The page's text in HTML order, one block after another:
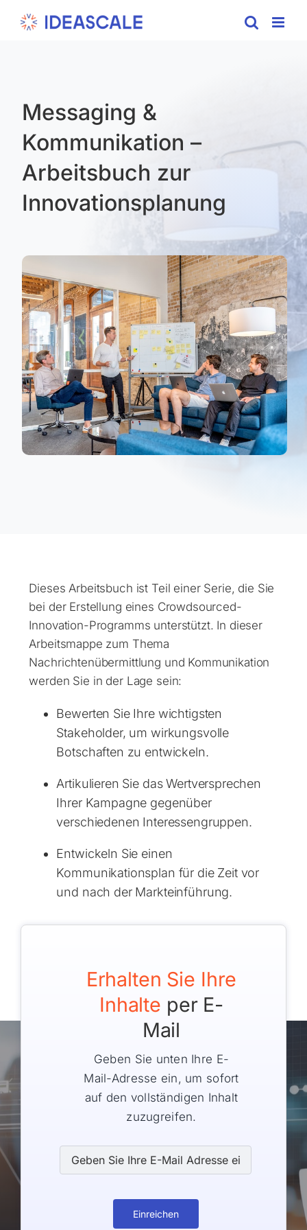
Messaging &
Kommunikation –
Arbeitsbuch zur
Innovationsplanung
Dieses Arbeitsbuch ist Teil einer Serie, die Sie
bei der Erstellung eines Crowdsourced-
Innovation-Programms unterstützt. In dieser
Arbeitsmappe zum Thema
Nachrichtenübermittlung und Kommunikation
werden Sie in der Lage sein:
Bewerten Sie Ihre wichtigsten
Stakeholder, um wirkungsvolle
Botschaften zu entwickeln.
Artikulieren Sie das Wertversprechen
Ihrer Kampagne gegenüber
verschiedenen Interessengruppen.
Entwickeln Sie einen
Kommunikationsplan für die Zeit vor
und nach der Markteinführung.
Erhalten Sie Ihre
Inhalte per E-
Mail
Geben Sie unten Ihre E-
Mail-Adresse ein, um sofort
auf den vollständigen Inhalt
zuzugreifen.
Einreichen